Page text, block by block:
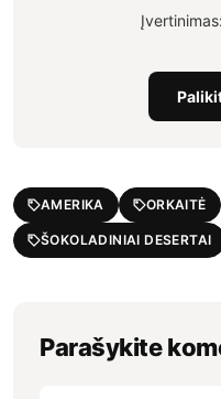
Įvertinimas:
AMERIKA ORKAITĖ
ŠOKOLADINIAI DESERTAI
Parašykite